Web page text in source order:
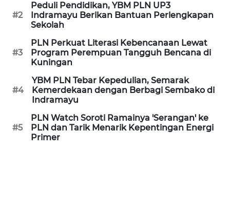
#2
Peduli Pendidikan, YBM PLN UP3
Indramayu Berikan Bantuan Perlengkapan
Sekolah
#3
PLN Perkuat Literasi Kebencanaan Lewat
Program Perempuan Tangguh Bencana di
Kuningan
#4
YBM PLN Tebar Kepedulian, Semarak
Kemerdekaan dengan Berbagi Sembako di
Indramayu
#5
PLN Watch Soroti Ramainya 'Serangan' ke
PLN dan Tarik Menarik Kepentingan Energi
Primer
WN
INDRAMAYU
WN
KUNINGAN
WN
MAJALENGKA
WN
SUBANG